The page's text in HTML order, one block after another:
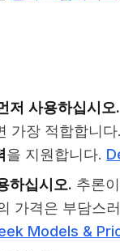
저 사용하십시오.
가장 적합합니
을 지원합니다.
하십시오. 추론
가격은 부담스
Models &